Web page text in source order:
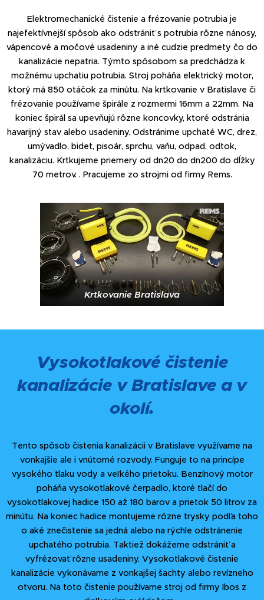
Elektromechanické čistenie a frézovanie potrubia je
najefektívnejší spôsob ako odstrániť s potrubia rôzne nánosy,
vápencové a močové usadeniny a iné cudzie predmety čo do
kanalizácie nepatria. Týmto spôsobom sa predchádza k
možnému upchatiu potrubia. Stroj poháňa elektrický motor,
ktorý má 850 otáčok za minútu. Na krtkovanie v Bratislave či
frézovanie používame špirále z rozmermi 16mm a 22mm. Na
koniec špirál sa upevňujú rôzne koncovky, ktoré odstránia
havarijný stav alebo usadeniny. Odstránime upchaté WC, drez,
umývadlo, bidet, pisoár, sprchu, vaňu, odpad, odtok,
kanalizáciu. Krtkujeme priemery od dn20 do dn200 do dĺžky
70 metrov. . Pracujeme zo strojmi od firmy Rems.
Krtkovanie Bratislava
Vysokotlakové čistenie
kanalizácie v Bratislave a v
okolí.
Tento spôsob čistenia kanalizácii v Bratislave využívame na
vonkajšie ale i vnútorné rozvody. Funguje to na princípe
vysokého tlaku vody a veľkého prietoku. Benzínový motor
poháňa vysokotlakové čerpadlo, ktoré tlačí do
vysokotlakovej hadice 150 až 180 barov a prietok 50 litrov za
minútu. Na koniec hadice montujeme rôzne trysky podľa toho
o aké znečistenie sa jedná alebo na rýchle odstránenie
upchatého potrubia. Taktiež dokážeme odstrániť a
vyfrézovať rôzne usadeniny. Vysokotlakové čistenie
kanalizácie vykonávame z vonkajšej šachty alebo revízneho
otvoru. Na toto čistenie používame stroj od firmy Ibos z